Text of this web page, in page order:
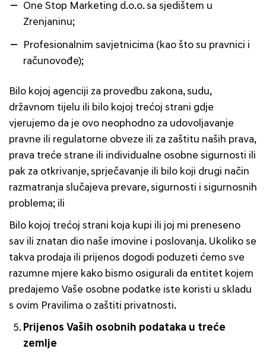
One Stop Marketing d.o.o. sa sjedištem u
Zrenjaninu;
Profesionalnim savjetnicima (kao što su pravnici i
računovođe);
Bilo kojoj agenciji za provedbu zakona, sudu,
državnom tijelu ili bilo kojoj trećoj strani gdje
vjerujemo da je ovo neophodno za udovoljavanje
pravne ili regulatorne obveze ili za zaštitu naših prava,
prava treće strane ili individualne osobne sigurnosti ili
pak za otkrivanje, sprječavanje ili bilo koji drugi način
razmatranja slučajeva prevare, sigurnosti i sigurnosnih
problema; ili
Bilo kojoj trećoj strani koja kupi ili joj mi preneseno
sav ili znatan dio naše imovine i poslovanja. Ukoliko se
takva prodaja ili prijenos dogodi poduzeti ćemo sve
razumne mjere kako bismo osigurali da entitet kojem
predajemo Vaše osobne podatke iste koristi u skladu
s ovim Pravilima o zaštiti privatnosti.
Prijenos Vaših osobnih podataka u treće
zemlje